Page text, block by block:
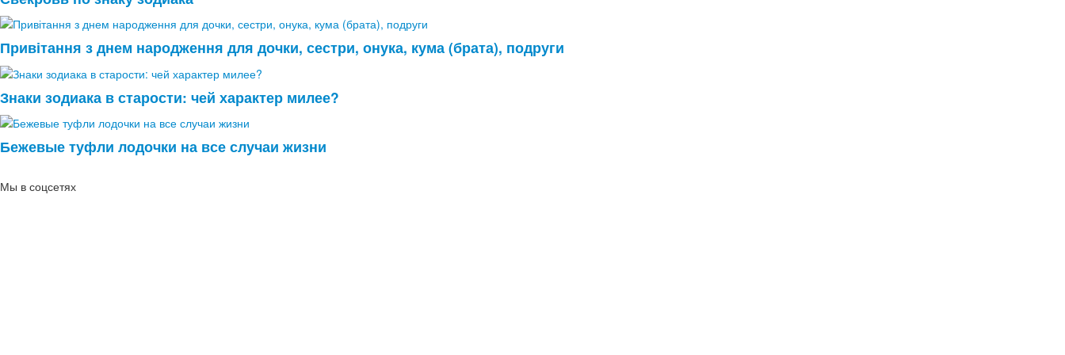
Привітання з днем народження для дочки, сестри, онука, кума (брата), подруги
Знаки зодиака в старости: чей характер милее?
Бежевые туфли лодочки на все случаи жизни
Мы в соцсетях